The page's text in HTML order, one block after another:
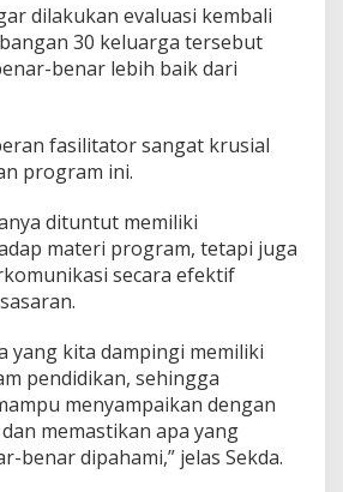
dilakukan evaluasi kembali
30 keluarga tersebut
benar lebih baik dari
fasilitator sangat krusial
program ini.
dituntut memiliki
materi program, tetapi juga
secara efektif
yang kita dampingi memiliki
pendidikan, sehingga
menyampaikan dengan
memastikan apa yang
benar dipahami,” jelas Sekda.